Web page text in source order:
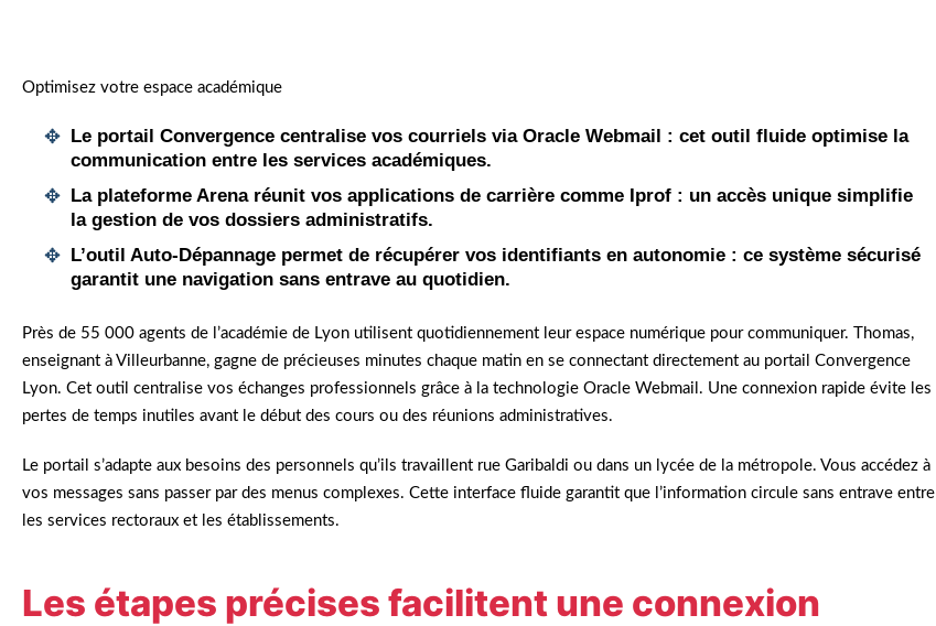
Optimisez votre espace académique
Le portail Convergence centralise vos courriels via Oracle Webmail : cet outil fluide optimise la
communication entre les services académiques.
La plateforme Arenaréunit vos applications de carrière comme Iprof : un accès unique simplifie
la gestion de vos dossiers administratifs.
L’outil Auto-Dépannage permet de récupérer vos identifiants en autonomie : ce système sécurisé
garantit une navigation sans entrave au quotidien.
Près de 55 000 agents de l’académie de Lyon utilisent quotidiennement leur espace numérique pour communiquer. Thomas,
enseignant à Villeurbanne, gagne de précieuses minutes chaque matin en se connectant directement au portail Convergence
Lyon. Cet outil centralise vos échanges professionnels grâce à la technologie Oracle Webmail. Une connexion rapide évite les
pertes de temps inutiles avant le début des cours ou des réunions administratives.
Le portail s’adapte aux besoins des personnels qu’ils travaillent rue Garibaldi ou dans un lycée de la métropole. Vous accédez à
vos messages sans passer par des menus complexes. Cette interface fluide garantit que l’information circule sans entrave entre
les services rectoraux et les établissements.
Les étapes précises facilitent une connexion